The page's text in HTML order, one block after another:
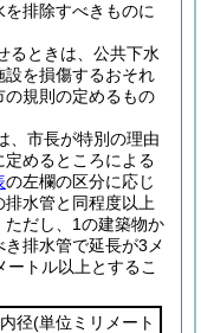
排除すべきものに
るときは、公共下水
を損傷するおそれ
規則の定めるもの
、市長が特別の理由
定めるところによる
の左欄の区分に応じ
水管と同程度以上
ただし、1の建築物か
排水管で延長が3メ
トル以上とするこ
径(単位ミリメート